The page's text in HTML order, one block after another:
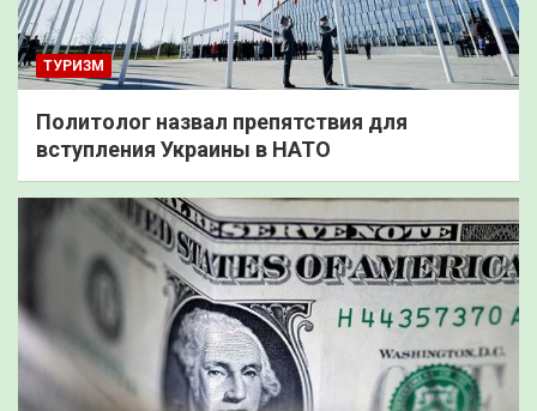
ТУРИЗМ
Политолог назвал препятствия для
вступления Украины в НАТО